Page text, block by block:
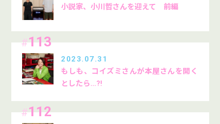
小説家、小川哲さんを迎えて 前編
#113
2023.07.31
もしも、コイズミさんが本屋さんを開く
としたら…?!
#112